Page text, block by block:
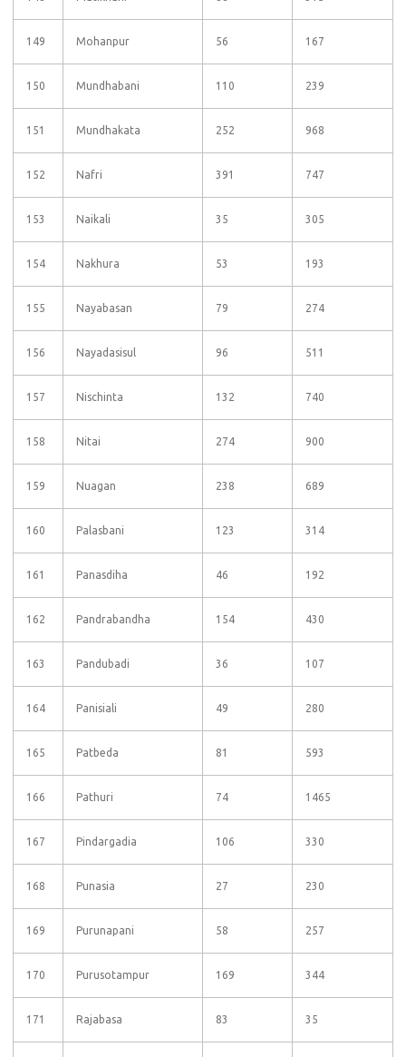
149 Mohanpur 56 167
150 Mundhabani 110 239
151 Mundhakata 252 968
152 Nafri 391 747
153 Naikali 35 305
154 Nakhura 53 193
155 Nayabasan 79 274
156 Nayadasisul 96 511
157 Nischinta 132 740
158 Nitai 274 900
159 Nuagan 238 689
160 Palasbani 123 314
161 Panasdiha 46 192
162 Pandrabandha 154 430
163 Pandubadi 36 107
164 Panisiali 49 280
165 Patbeda 81 593
166 Pathuri 74 1465
167 Pindargadia 106 330
168 Punasia 27 230
169 Purunapani 58 257
170 Purusotampur 169 344
171 Rajabasa 83 35